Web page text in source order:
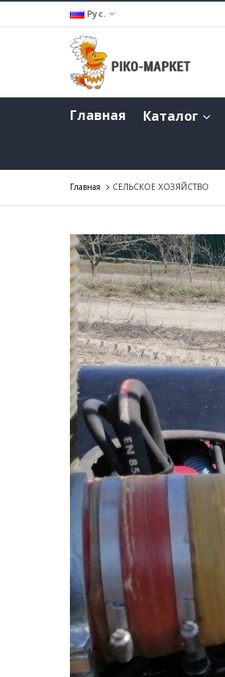
Рус.
Главная Каталог
Главная СЕЛЬСКОЕ ХОЗЯЙСТВО